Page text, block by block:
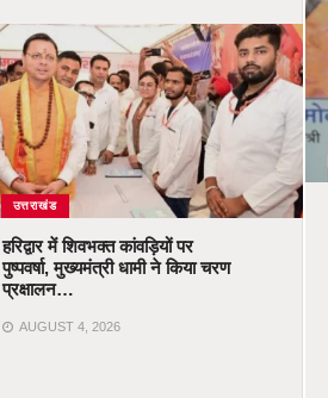
उत्तराखंड
हरिद्वार में शिवभक्त कांवड़ियों पर
पुष्पवर्षा, मुख्यमंत्री धामी ने किया चरण
प्रक्षालन…
AUGUST 4, 2026